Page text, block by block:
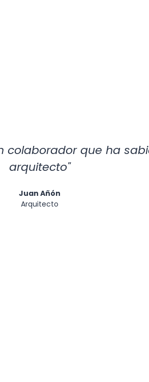
colaborador que ha
arquitecto"
Juan Añón
Arquitecto